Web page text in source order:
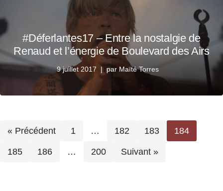
#Déferlantes17 – Entre la nostalgie de
Renaud et l’énergie de Boulevard des Airs
9 juillet 2017 parMaïté Torres
« Précédent 1 … 182 183 184
185 186 … 200 Suivant »